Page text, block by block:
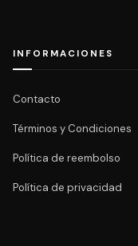
INFORMACIONES
Contacto
Términos y Condiciones
Política de reembolso
Política de privacidad